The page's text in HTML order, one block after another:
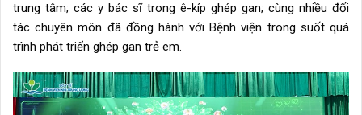
trung tâm; các y bác sĩ trong ê-kíp ghép gan; cùng nhiều đối
tác chuyên môn đã đồng hành với Bệnh viện trong suốt quá
trình phát triển ghép gan trẻ em.